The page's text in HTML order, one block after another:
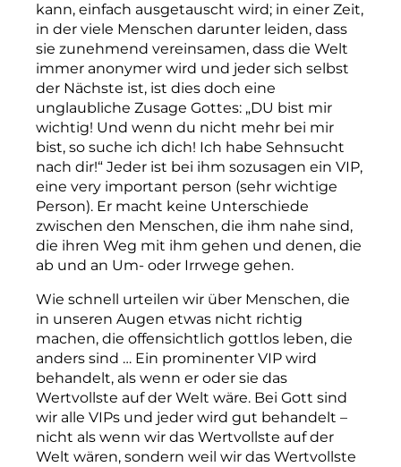
kann, einfach ausgetauscht wird; in einer Zeit,
in der viele Menschen darunter leiden, dass
sie zunehmend vereinsamen, dass die Welt
immer anonymer wird und jeder sich selbst
der Nächste ist, ist dies doch eine
unglaubliche Zusage Gottes: „DU bist mir
wichtig! Und wenn du nicht mehr bei mir
bist, so suche ich dich! Ich habe Sehnsucht
nach dir!“ Jeder ist bei ihm sozusagen ein VIP,
eine very important person (sehr wichtige
Person). Er macht keine Unterschiede
zwischen den Menschen, die ihm nahe sind,
die ihren Weg mit ihm gehen und denen, die
ab und an Um- oder Irrwege gehen.
Wie schnell urteilen wir über Menschen, die
in unseren Augen etwas nicht richtig
machen, die offensichtlich gottlos leben, die
anders sind … Ein prominenter VIP wird
behandelt, als wenn er oder sie das
Wertvollste auf der Welt wäre. Bei Gott sind
wir alle VIPs und jeder wird gut behandelt –
nicht als wenn wir das Wertvollste auf der
Welt wären, sondern weil wir das Wertvollste